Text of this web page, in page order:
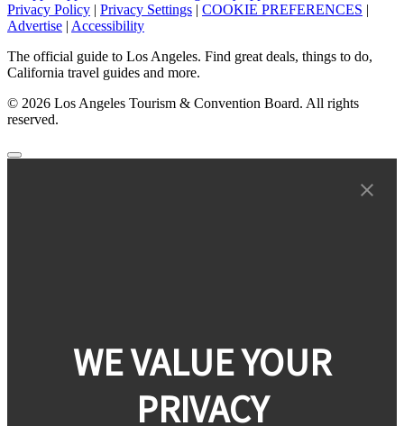
Privacy Policy | Privacy Settings | COOKIE PREFERENCES |
Advertise | Accessibility
The official guide to Los Angeles. Find great deals, things to do,
California travel guides and more.
© 2026 Los Angeles Tourism & Convention Board. All rights
reserved.
WE VALUE YOUR
PRIVACY